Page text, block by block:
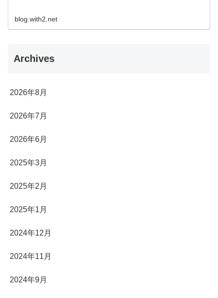
blog.with2.net
Archives
2026年8月
2026年7月
2026年6月
2025年3月
2025年2月
2025年1月
2024年12月
2024年11月
2024年9月